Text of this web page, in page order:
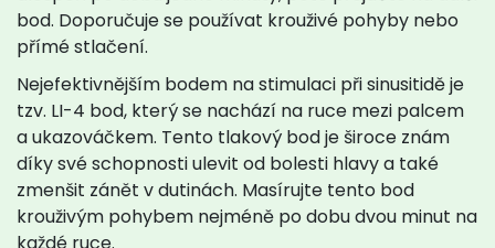
bod. Doporučuje se používat krouživé pohyby nebo
přímé stlačení.
Nejefektivnějším bodem na stimulaci při sinusitidě je
tzv. LI-4 bod, který se nachází na ruce mezi palcem
a ukazováčkem. Tento tlakový bod je široce znám
díky své schopnosti ulevit od bolesti hlavy a také
zmenšit zánět v dutinách. Masírujte tento bod
krouživým pohybem nejméně po dobu dvou minut na